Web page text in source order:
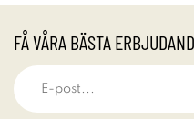
FÅ VÅRA BÄSTA